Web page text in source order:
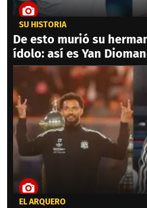
SU HISTORIA
De esto murió su
ídolo: así es Yan
EL ARQUERO